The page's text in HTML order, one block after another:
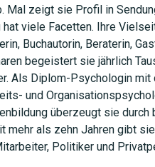
zeigt sie Profil in
viele Facetten. Ihre
Buchautorin, Beraterin,
begeistert sie jährlich
Als Diplom-Psychologin mit
und
überzeugt sie durch
mehr als zehn Jahren gibt
Politiker und